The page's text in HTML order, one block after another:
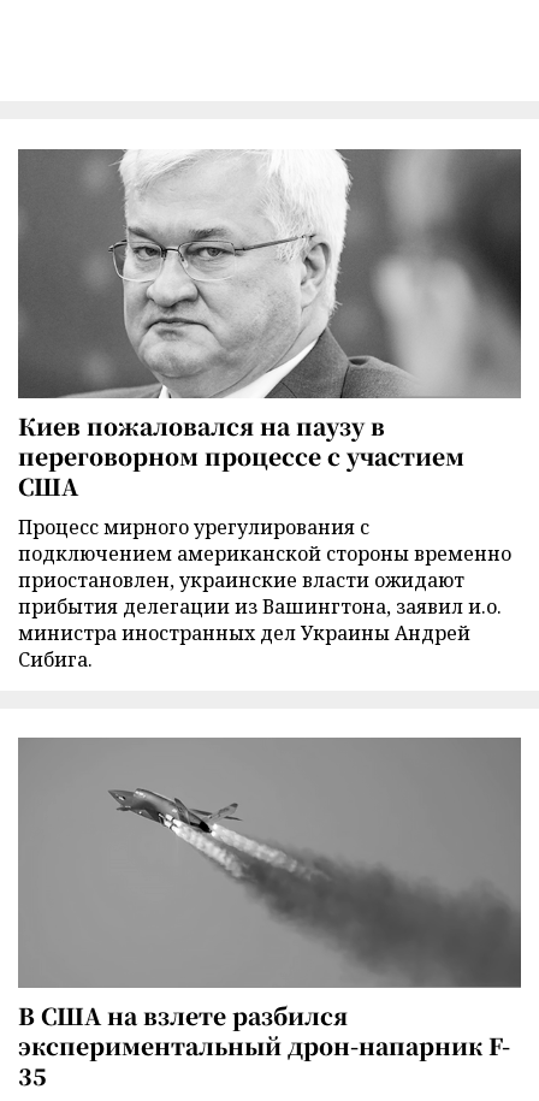
Киев пожаловался на паузу в
переговорном процессе с участием
США
Процесс мирного урегулирования с
подключением американской стороны временно
приостановлен, украинские власти ожидают
прибытия делегации из Вашингтона, заявил и.о.
министра иностранных дел Украины Андрей
Сибига.
В США на взлете разбился
экспериментальный дрон-напарник F-
35